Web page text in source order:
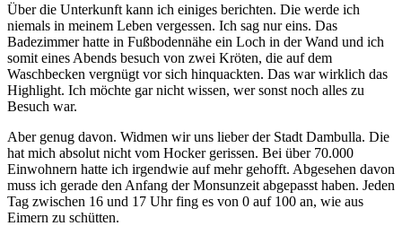
Über die Unterkunft kann ich einiges berichten. Die werde ich
niemals in meinem Leben vergessen. Ich sag nur eins. Das
Badezimmer hatte in Fußbodennähe ein Loch in der Wand und ich
somit eines Abends besuch von zwei Kröten, die auf dem
Waschbecken vergnügt vor sich hinquackten. Das war wirklich das
Highlight. Ich möchte gar nicht wissen, wer sonst noch alles zu
Besuch war.
Aber genug davon. Widmen wir uns lieber der Stadt Dambulla. Die
hat mich absolut nicht vom Hocker gerissen. Bei über 70.000
Einwohnern hatte ich irgendwie auf mehr gehofft. Abgesehen davon
muss ich gerade den Anfang der Monsunzeit abgepasst haben. Jeden
Tag zwischen 16 und 17 Uhr fing es von 0 auf 100 an, wie aus
Eimern zu schütten.